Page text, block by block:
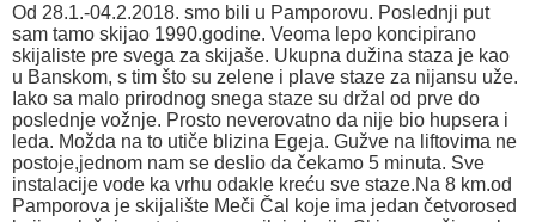
Od 28.1.-04.2.2018. smo bili u Pamporovu. Poslednji put
sam tamo skijao 1990.godine. Veoma lepo koncipirano
skijaliste pre svega za skijaše. Ukupna dužina staza je kao
u Banskom, s tim što su zelene i plave staze za nijansu uže.
Iako sa malo prirodnog snega staze su držal od prve do
poslednje vožnje. Prosto neverovatno da nije bio hupsera i
leda. Možda na to utiče blizina Egeja. Gužve na liftovima ne
postoje,jednom nam se deslio da čekamo 5 minuta. Sve
instalacije vode ka vrhu odakle kreću sve staze.Na 8 km.od
Pamporova je skijalište Meči Čal koje ima jedan četvorosed